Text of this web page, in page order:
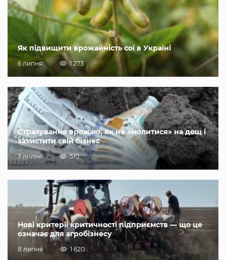
Як підвищити врожайність сої в Україні
6 липня 1 273
Страхування врожаю, як не «молитися» на дощ і
захистити свій бізнес
7 липня 510
Нові критерії критичності підприємств — що це
означає для агробізнесу
8 липня 1 620